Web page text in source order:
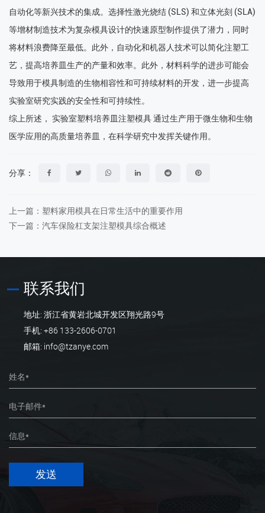
自动化等新兴技术的集成。选择性激光烧结 (SLS) 和立体光刻 (SLA)
等增材制造技术为复杂模具设计的快速原型制作提供了潜力，同时
将材料浪费降至最低。此外，自动化和机器人技术可以简化注塑工
艺，提高培养皿生产的产量和效率。此外，材料科学的进步可能会
导致用于模具制造的生物相容性和可持续材料的开发，进一步提高
实验室研究实践的安全性和可持续性。
综上所述， 实验室塑料培养皿注塑模具通过生产用于微生物和生物
医学应用的高质量培养皿，在科学研究中发挥关键作用。
分享：
上一篇：塑料家用模具在日常生活中的重要作用
下一篇：汽车保险杠支架注塑模具综合概述
联系我们
地址: 浙江省黄岩北城开发区翔光路9号
手机: +86 133-2606-0701
邮箱: info@tzanye.com